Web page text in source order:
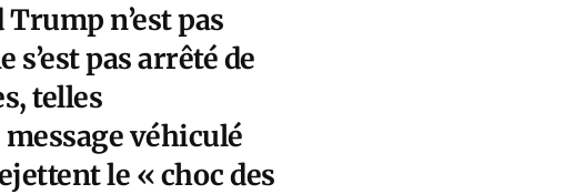
n’est pas
pas arrêté de
telles
véhiculé
le « choc des